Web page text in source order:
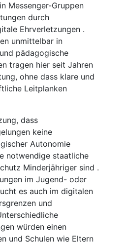
Messenger-Gruppen
durch
Ehrverletzungen .
unmittelbar in
pädagogische
tragen hier seit Jahren
ohne dass klare und
Leitplanken
dass
keine
Autonomie
notwendige staatliche
Minderjähriger sind .
im Jugend- oder
es auch im digitalen
und
würden einen
und Schulen wie Eltern